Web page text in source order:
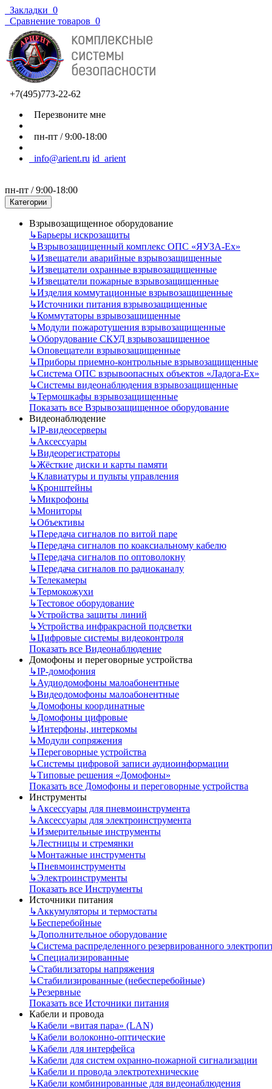
Закладки 0
Сравнение товаров 0
+7(495)773-22-62
Перезвоните мне
пн-пт / 9:00-18:00
info@arient.ru id_arient
пн-пт / 9:00-18:00
Категории
Взрывозащищенное оборудование
↳Барьеры искрозащиты
↳Взрывозащищенный комплекс ОПС «ЯУЗА-Ех»
↳Извещатели аварийные взрывозащищенные
↳Извещатели охранные взрывозащищенные
↳Извещатели пожарные взрывозащищенные
↳Изделия коммутационные взрывозащищенные
↳Источники питания взрывозащищенные
↳Коммутаторы взрывозащищенные
↳Модули пожаротушения взрывозащищенные
↳Оборудование СКУД взрывозащищенное
↳Оповещатели взрывозащищенные
↳Приборы приемно-контрольные взрывозащищенные
↳Система ОПС взрывоопасных объектов «Ладога-Ex»
↳Системы видеонаблюдения взрывозащищенные
↳Термошкафы взрывозащищенные
Показать все Взрывозащищенное оборудование
Видеонаблюдение
↳IP-видеосерверы
↳Аксессуары
↳Видеорегистраторы
↳Жёсткие диски и карты памяти
↳Клавиатуры и пульты управления
↳Кронштейны
↳Микрофоны
↳Мониторы
↳Объективы
↳Передача сигналов по витой паре
↳Передача сигналов по коаксиальному кабелю
↳Передача сигналов по оптоволокну
↳Передача сигналов по радиоканалу
↳Телекамеры
↳Термокожухи
↳Тестовое оборудование
↳Устройства защиты линий
↳Устройства инфракрасной подсветки
↳Цифровые системы видеоконтроля
Показать все Видеонаблюдение
Домофоны и переговорные устройства
↳IP-домофония
↳Аудиодомофоны малоабонентные
↳Видеодомофоны малоабонентные
↳Домофоны координатные
↳Домофоны цифровые
↳Интерфоны, интеркомы
↳Модули сопряжения
↳Переговорные устройства
↳Системы цифровой записи аудиоинформации
↳Типовые решения «Домофоны»
Показать все Домофоны и переговорные устройства
Инструменты
↳Аксессуары для пневмоинструмента
↳Аксессуары для электроинструмента
↳Измерительные инструменты
↳Лестницы и стремянки
↳Монтажные инструменты
↳Пневмоинструменты
↳Электроинструменты
Показать все Инструменты
Источники питания
↳Аккумуляторы и термостаты
↳Бесперебойные
↳Дополнительное оборудование
↳Система распределенного резервированного
↳Специализированные
↳Стабилизаторы напряжения
↳Стабилизированные (небесперебойные)
↳Резервные
Показать все Источники питания
Кабели и провода
↳Кабели «витая пара» (LAN)
↳Кабели волоконно-оптические
↳Кабели для интерфейса
↳Кабели для систем охранно-пожарной сигнализации
↳Кабели и провода электротехнические
↳Кабели комбинированные для видеонаблюдения